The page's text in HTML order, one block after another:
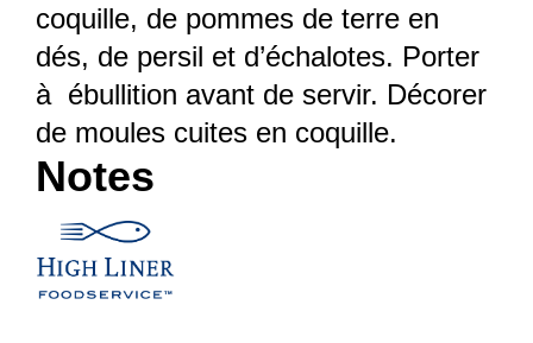
coquille, de pommes de terre en
dés, de persil et d’échalotes. Porter
à ébullition avant de servir. Décorer
de moules cuites en coquille.
Notes